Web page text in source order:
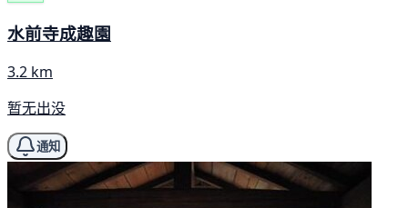
水前寺成趣園
3.2 km
暂无出没
通知